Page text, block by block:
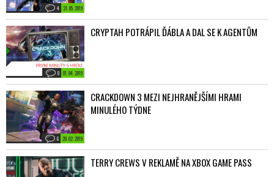
31. 05. 2019
4
01. 04. 2019
0
CRYPTAH POTRÁPIL ĎÁBLA A DAL SE K AGENTŮM
20. 02. 2019
6
CRACKDOWN 3 MEZI NEJHRANĚJŠÍMI HRAMI
MINULÉHO TÝDNE
TERRY CREWS V REKLAMĚ NA XBOX GAME PASS